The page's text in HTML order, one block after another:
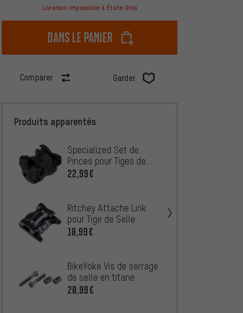
Livraison impossible à États-Unis
dans le panier
Comparer Garder
Produits apparentés
Specialized Set de
Pinces pour Tiges de
Selle
22,99€
Ritchey Attache Link
pour Tige de Selle
18,99€
BikeYoke Vis de serrage
de selle en titane
20,99€